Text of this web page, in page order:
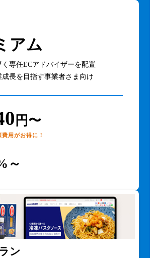
アム
専任ECアドバイザーを配置
成長を目指す事業者さま向け
円〜
用がお得に！
～
ン